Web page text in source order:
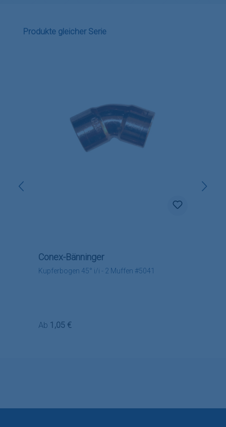
Produktgalerie überspringen
Produkte gleicher Serie
Kupferbogen 45° i/i - 2 Muffen #5041
Conex-Bänninger
Regulärer Preis:
Ab 1,05 €